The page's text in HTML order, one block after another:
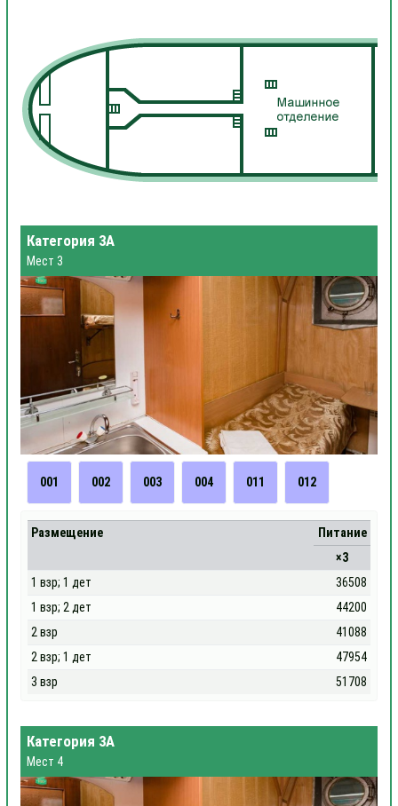
Категория 3А
Мест 3
001 002 003 004 011 012
Размещение
Питание
×3
1 взр; 1 дет
36508
1 взр; 2 дет
44200
2 взр
41088
2 взр; 1 дет
47954
3 взр
51708
Категория 3А
Мест 4